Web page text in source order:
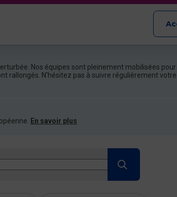
Nos équipes sont pleinement mobilisées
rallongés. N’hésitez pas à suivre régulièrement
En savoir plus